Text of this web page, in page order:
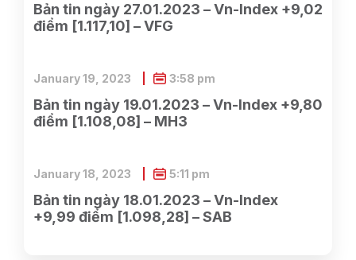
Bản tin ngày 27.01.2023 – Vn-Index +9,02
điểm [1.117,10] – VFG
Bản tin ngày 19.01.2023 – Vn-Index +9,80
điểm [1.108,08] – MH3
January 19, 2023 3:58 pm
Bản tin ngày 18.01.2023 – Vn-Index
+9,99 điểm [1.098,28] – SAB
January 18, 2023 5:11 pm